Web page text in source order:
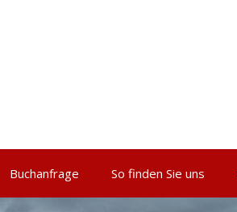
Buchanfrage So finden Sie uns